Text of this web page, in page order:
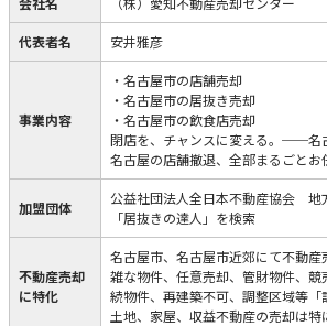
代表者名 安井雅彦
事業内容
・名古屋市の店舗売却
・名古屋市の居抜き売却
・名古屋市の飲食店売却
閉店を、チャンスに変える。──名
名古屋の店舗撤退、全部まるごとお
加盟団体
公益社団法人全日本不動産協会 地
「居抜きの達人」を検索
不動産売却
に特化
名古屋市、名古屋市近郊にて不動
雑な物件、任意売却、管財物件、
続物件、再建築不可、調整区域等「
土地、家屋、収益不動産の売却は特